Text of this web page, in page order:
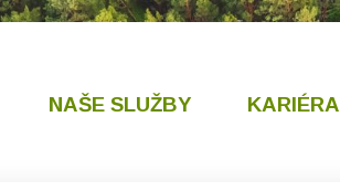
NAŠE SLUŽBY KARIÉRA